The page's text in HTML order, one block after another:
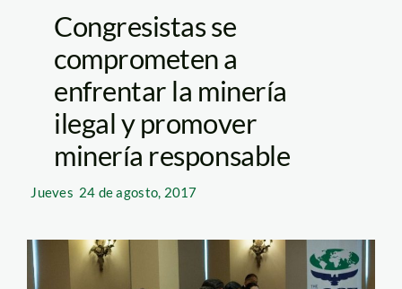
Congresistas se
comprometen a
enfrentar la minería
ilegal y promover
minería responsable
Jueves 24 de agosto, 2017